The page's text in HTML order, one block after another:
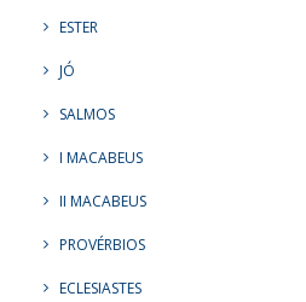
ESTER
JÓ
SALMOS
I MACABEUS
II MACABEUS
PROVÉRBIOS
ECLESIASTES